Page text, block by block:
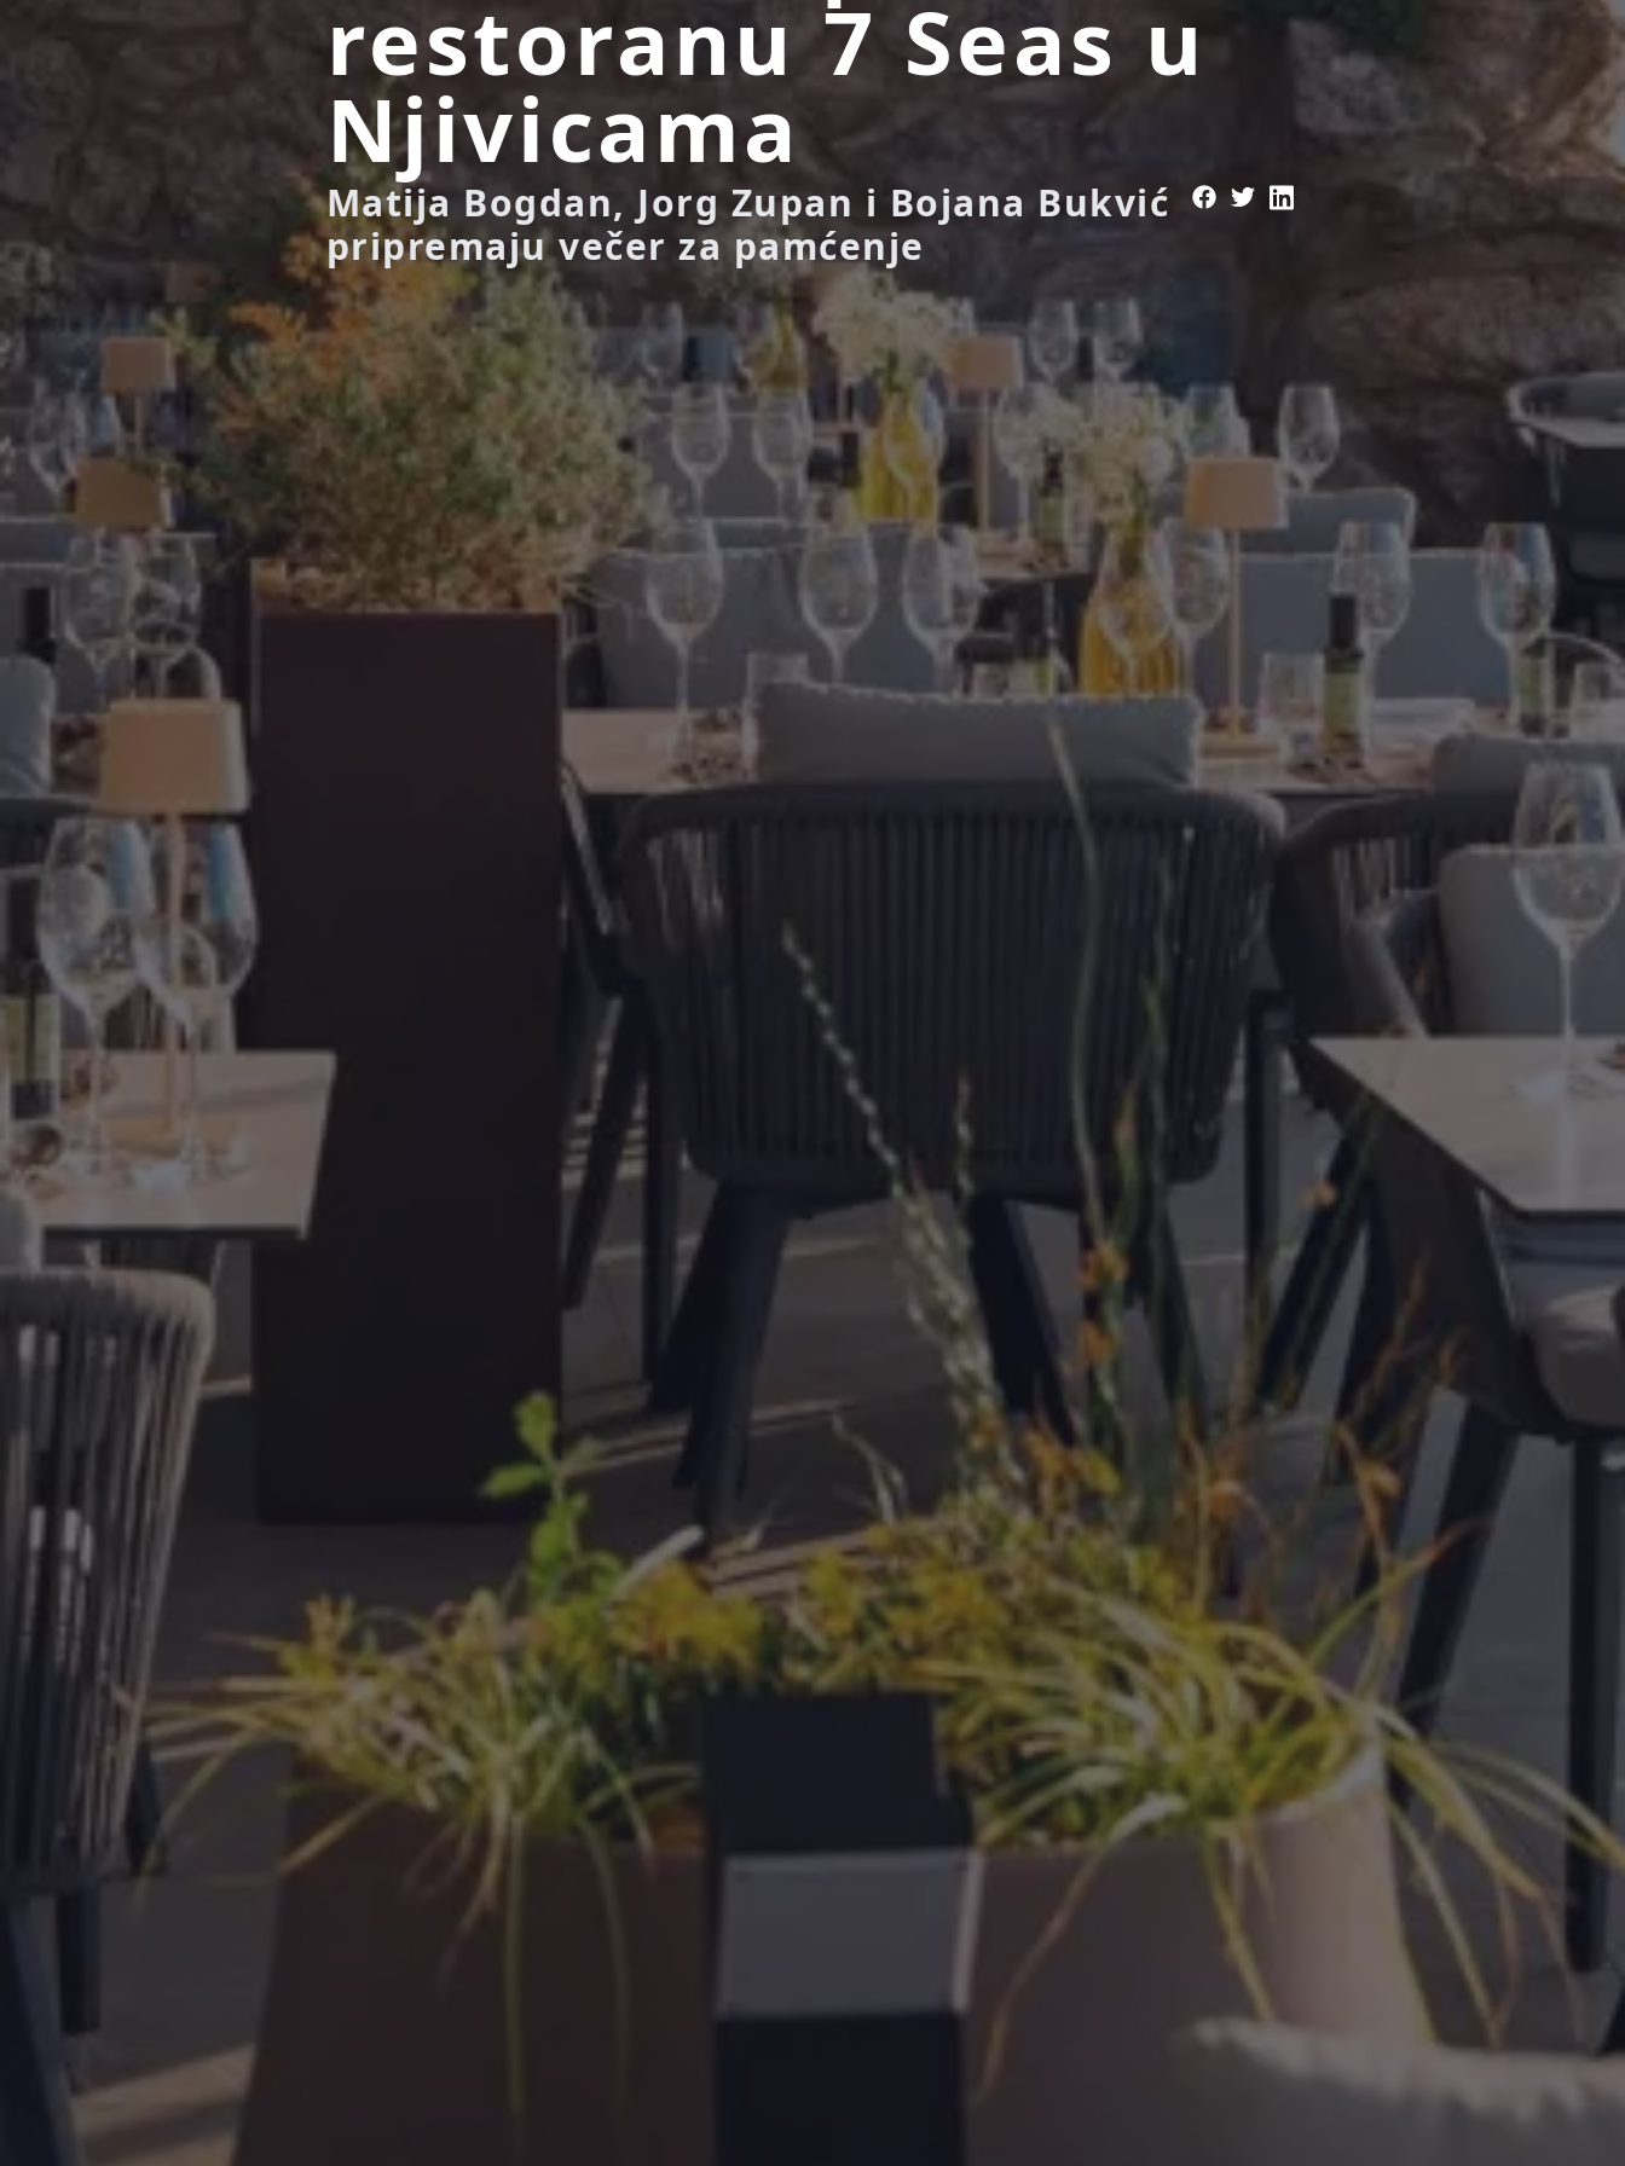
restoranu 7 Seas u
Njivicama
Matija Bogdan, Jorg Zupan i Bojana Bukvić
pripremaju večer za pamćenje